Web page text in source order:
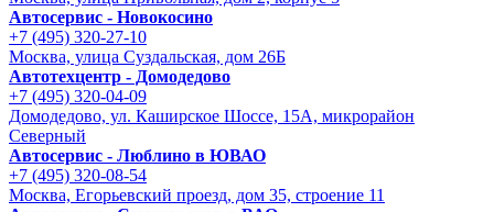
Автосервис - Новокосино
+7 (495) 320-27-10
Москва, улица Суздальская, дом 26Б
Автотехцентр - Домодедово
+7 (495) 320-04-09
Домодедово, ул. Каширское Шоссе, 15А, микрорайон
Северный
Автосервис - Люблино в ЮВАО
+7 (495) 320-08-54
Москва, Егорьевский проезд, дом 35, строение 11